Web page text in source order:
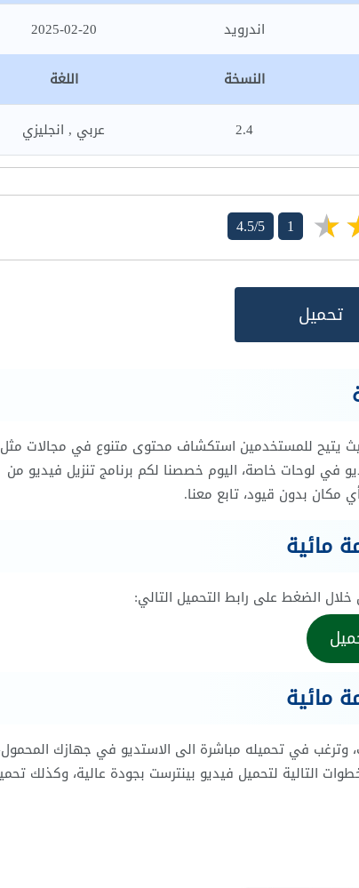
اندرويد
2025-02-20
النسخة اللغة
2.4 عربي , انجليزي
4.5/5 1
تحميل
يتيح للمستخدمين استكشاف محتوى متنوع في مجالات مثل
في لوحات خاصة، اليوم خصصنا لكم برنامج تنزيل فيديو من
الضغط على رابط التحميل التالي:
مائية
وترغب في تحميله مباشرة الى الاستديو في جهازك
التالية لتحميل فيديو بينترست بجودة عالية، وكذلك